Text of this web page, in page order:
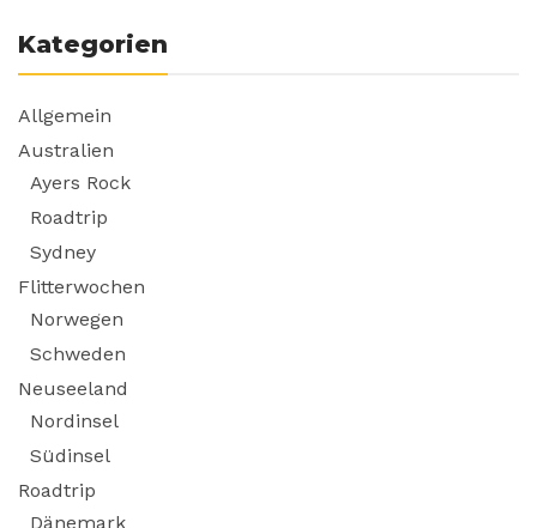
Kategorien
Allgemein
Australien
Ayers Rock
Roadtrip
Sydney
Flitterwochen
Norwegen
Schweden
Neuseeland
Nordinsel
Südinsel
Roadtrip
Dänemark